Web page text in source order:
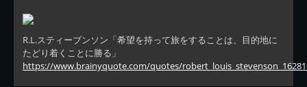
R.L.スティーブンソン「希望を持って旅をすることは、目的地に
たどり着くことに勝る」
https://www.brainyquote.com/quotes/